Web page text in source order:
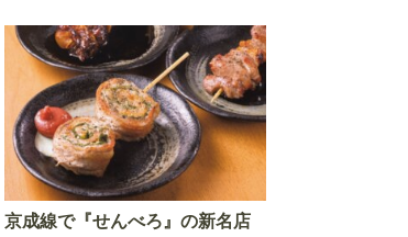
京成線で『せんべろ』の新名店